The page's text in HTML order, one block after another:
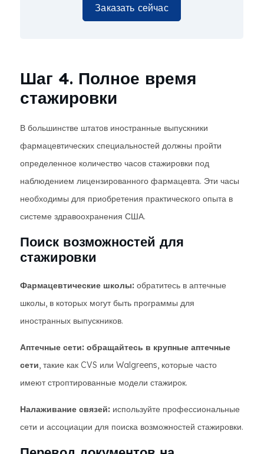
Заказать сейчас
Шаг 4. Полное время
стажировки
В большинстве штатов иностранные выпускники
фармацевтических специальностей должны пройти
определенное количество часов стажировки под
наблюдением лицензированного фармацевта. Эти часы
необходимы для приобретения практического опыта в
системе здравоохранения США.
Поиск возможностей для
стажировки
Фармацевтические школы: обратитесь в аптечные
школы, в которых могут быть программы для
иностранных выпускников.
Аптечные сети: обращайтесь в крупные аптечные
сети, такие как CVS или Walgreens, которые часто
имеют строптированные модели стажирок.
Налаживание связей: используйте профессиональные
сети и ассоциации для поиска возможностей стажировки.